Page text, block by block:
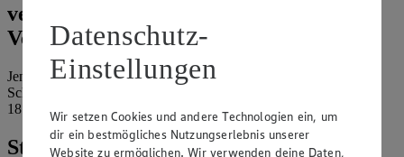
verantwortlichen Stelle und ggf. deren
Vertretung:
Jens Märkte Jens GmbH & Co.KG
Schulstr. 5
18147 Rostock-Gehlsdorf
Standort des Marktes:
Datenschutz-
Einstellungen
Wir setzen Cookies und andere Technologien ein, um
dir ein bestmögliches Nutzungserlebnis unserer
Website zu ermöglichen. Wir verwenden deine Daten,